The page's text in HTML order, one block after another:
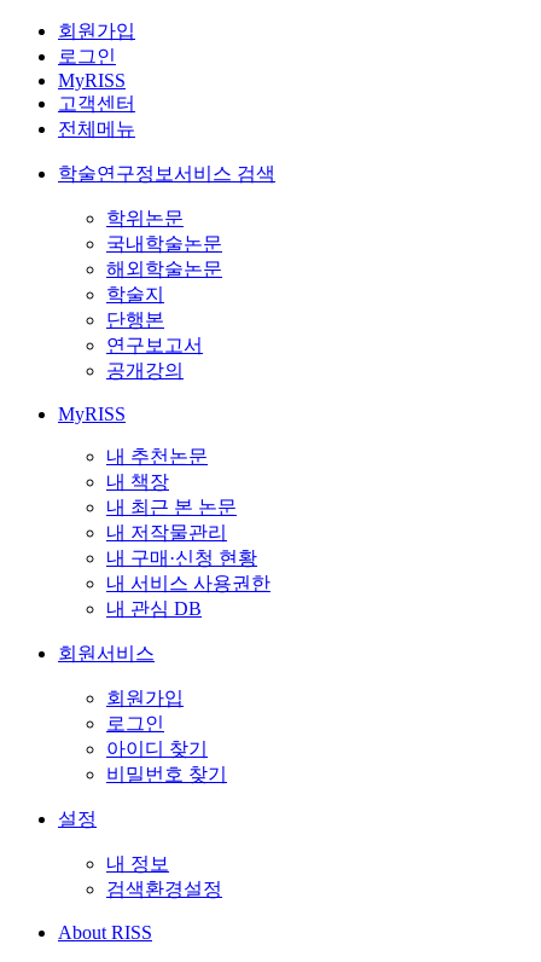
회원가입
로그인
MyRISS
고객센터
전체메뉴
학술연구정보서비스 검색
학위논문
국내학술논문
해외학술논문
학술지
단행본
연구보고서
공개강의
MyRISS
내 추천논문
내 책장
내 최근 본 논문
내 저작물관리
내 구매·신청 현황
내 서비스 사용권한
내 관심 DB
회원서비스
회원가입
로그인
아이디 찾기
비밀번호 찾기
설정
내 정보
검색환경설정
About RISS